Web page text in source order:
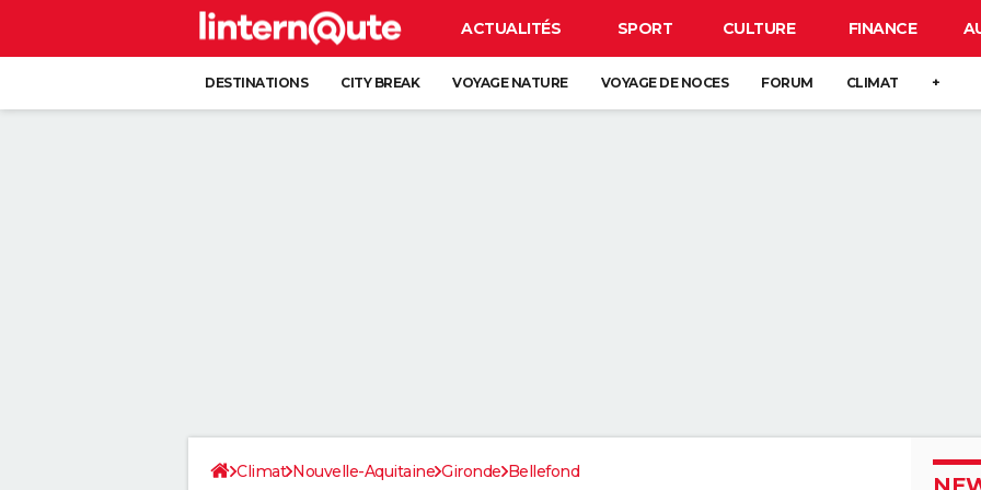
ACTUALITÉS SPORT CULTURE FINANCE
DESTINATIONS CITY BREAK VOYAGE NATURE VOYAGE DE NOCES FORUM CLIMAT +
Climat Nouvelle-Aquitaine Gironde Bellefond